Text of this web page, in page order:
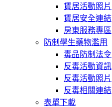
賃居活動照片
賃居安全連結
房東服務專區
防制學生藥物濫用
毒品防制法令
反毒活動資訊
反毒活動照片
反毒相關連結
表單下載